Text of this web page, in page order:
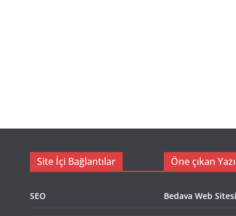
Site İçi Bağlantılar
SEO
Öne çıkan
Bedava Web Sitesi